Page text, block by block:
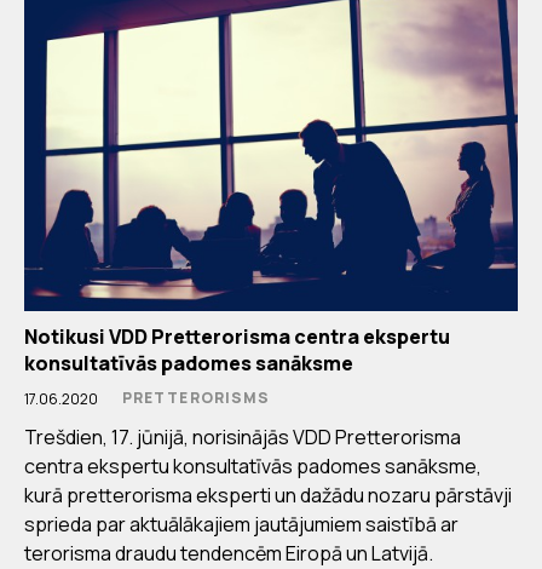
Notikusi VDD Pretterorisma centra ekspertu
konsultatīvās padomes sanāksme
17.06.2020 PRETTERORISMS
Trešdien, 17. jūnijā, norisinājās VDD Pretterorisma
centra ekspertu konsultatīvās padomes sanāksme,
kurā pretterorisma eksperti un dažādu nozaru pārstāvji
sprieda par aktuālākajiem jautājumiem saistībā ar
terorisma draudu tendencēm Eiropā un Latvijā.